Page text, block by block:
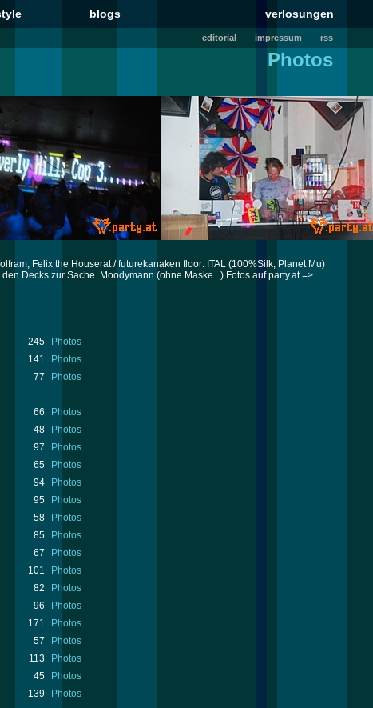
blogs verlosungen
editorial impressum rss
Photos
Felix the Houserat / futurekanaken floor: ITAL (100%Silk, Planet Mu)
Decks zur Sache. Moodymann (ohne Maske...) Fotos auf party.at =>
245
Photos
141
Photos
77 Photos
66
Photos
48
Photos
97
Photos
65
Photos
94
Photos
95
Photos
58
Photos
85
Photos
67
Photos
101
Photos
82
Photos
96
Photos
171
Photos
57
Photos
113
Photos
45
Photos
139 Photos